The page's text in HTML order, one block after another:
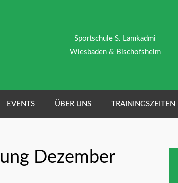
Sportschule S. Lamkadmi
Wiesbaden & Bischofsheim
EVENTS ÜBER UNS TRAININGSZEITEN
Dezember